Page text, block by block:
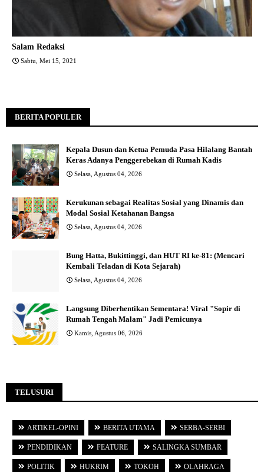
Salam Redaksi
Sabtu, Mei 15, 2021
BERITA POPULER
Kepala Dusun dan Ketua Pemuda Pasa Hilalang Bantah
Keras Adanya Penggerebekan di Rumah Kadis
Selasa, Agustus 04, 2026
Kerukunan sebagai Realitas Sosial yang Dinamis dan
Modal Sosial Ketahanan Bangsa
Selasa, Agustus 04, 2026
Bung Hatta, Bukittinggi, dan HUT RI ke-81: (Mencari
Kembali Teladan di Kota Sejarah)
Selasa, Agustus 04, 2026
Langsung Diberhentikan Sementara! Viral "Sopir di
Rumah Tengah Malam" Jadi Pemicunya
Kamis, Agustus 06, 2026
TELUSURI
ARTIKEL-OPINI BERITA UTAMA SERBA-SERBI
PENDIDIKAN FEATURE SALINGKA SUMBAR
POLITIK HUKRIM TOKOH OLAHRAGA